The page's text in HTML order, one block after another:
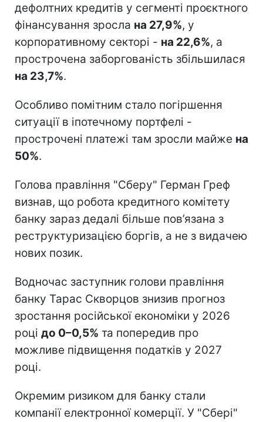
дефолтних кредитів у сегменті проєктного
фінансування зросла на 27,9%, у
корпоративному секторі - на 22,6%, а
прострочена заборгованість збільшилася
на 23,7%.
Особливо помітним стало погіршення
ситуації в іпотечному портфелі -
прострочені платежі там зросли майже на
50%.
Голова правління "Сберу" Герман Греф
визнав, що робота кредитного комітету
банку зараз дедалі більше пов’язана з
реструктуризацією боргів, а не з видачею
нових позик.
Водночас заступник голови правління
банку Тарас Скворцов знизив прогноз
зростання російської економіки у 2026
році до 0–0,5% та попередив про
можливе підвищення податків у 2027
році.
Окремим ризиком для банку стали
компанії електронної комерції. У "Сбері"